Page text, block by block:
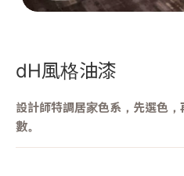
dH風格油漆
設計師特調居家色系，先選色，
數。